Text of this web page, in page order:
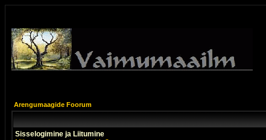
Arengumaagide Foorum
Sisselogimine ja Liitumine